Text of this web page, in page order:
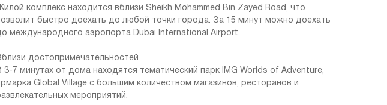
комплекс находится вблизи Sheikh Mohammed Bin Zayed Road, что
быстро доехать до любой точки города. За 15 минут можно доехать
международного аэропорта Dubai International Airport.
достопримечательностей
3-7 минутах от дома находятся тематический парк IMG Worlds of Adventure,
Global Village с большим количеством магазинов, ресторанов и
мероприятий.